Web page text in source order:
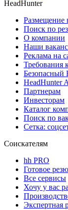
HeadHunter
Размещение
Поиск по
О компании
Наши
Реклама на
Требования
Безопасный
HeadHunter
Партнерам
Инвесторам
Каталог
Поиск по
Сетка:
Соискателям
hh PRO
Готовое
Все сервисы
Хочу у вас
Экспертная